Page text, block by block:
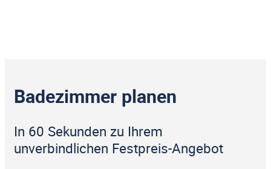
Badezimmer planen
In 60 Sekunden zu Ihrem
unverbindlichen Festpreis-Angebot